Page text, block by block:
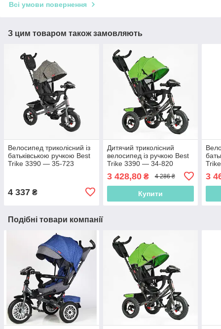
Всі умови повернення
З цим товаром також замовляють
Велосипед триколісний із
батьківською ручкою Best
Trike 3390 — 35-723
4 337 ₴
Дитячий триколісний
велосипед із ручкою Best
Trike 3390 — 34-820
Зелений, надувні колеса,
фара з USB, пульт
3 428,80₴ 4 286 ₴
Купити
3
Подібні товари компанії